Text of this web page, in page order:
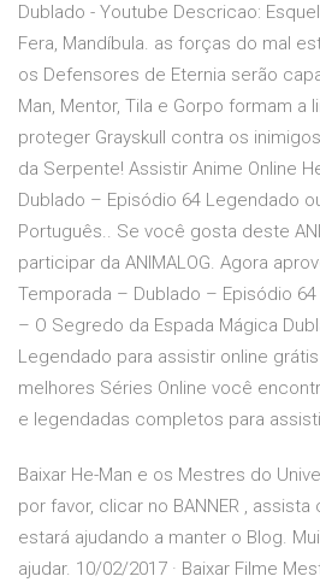
Dublado - Youtube Descricao:
Fera, Mandíbula. as forças do mal
os Defensores de Eternia serão
Man, Mentor, Tila e Gorpo formam a
proteger Grayskull contra os
da Serpente! Assistir Anime Online
Dublado – Episódio 64 Legendado
Português.. Se você gosta deste
participar da ANIMALOG. Agora
Temporada – Dublado – Episódio 64
– O Segredo da Espada Mágica
Legendado para assistir online
melhores Séries Online você
e legendadas completos para
Baixar He-Man e os Mestres do
por favor, clicar no BANNER ,
estará ajudando a manter o Blog.
ajudar. 10/02/2017 · Baixar Filme